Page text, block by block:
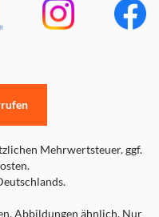
Mehrwertsteuer. ggf.
Abbildungen ähnlich. Nur